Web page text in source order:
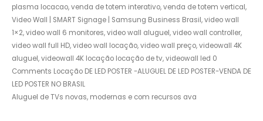
plasma locacao, venda de totem interativo, venda de totem vertical,
Video Wall | SMART Signage | Samsung Business Brasil, video wall
1×2, video wall 6 monitores, video wall aluguel, video wall controller,
video wall full HD, video wall locação, video wall preço, videowall 4K
aluguel, videowall 4K locação locação de tv, videowall led 0
Comments Locação DE LED POSTER -ALUGUEL DE LED POSTER-VENDA DE
LED POSTER NO BRASIL
Aluguel de TVs novas, modernas e com recursos ava